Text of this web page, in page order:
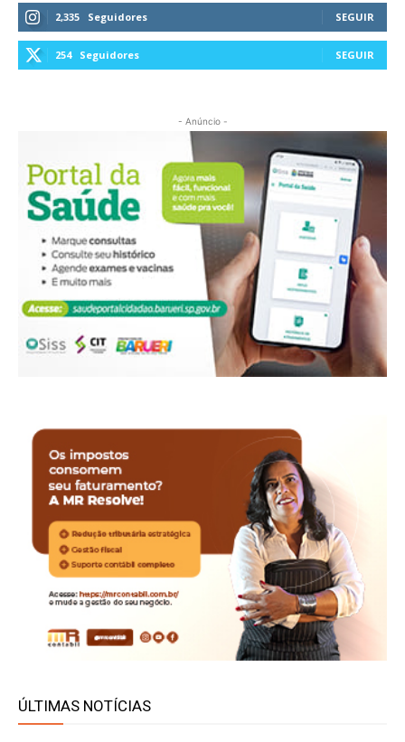
2,335 Seguidores SEGUIR
254 Seguidores SEGUIR
- Anúncio -
ÚLTIMAS NOTÍCIAS